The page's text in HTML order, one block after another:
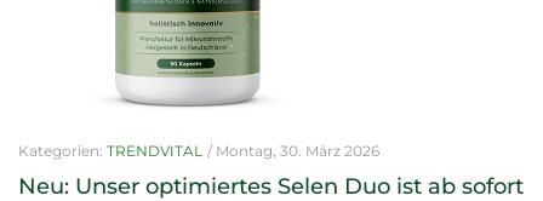
Kategorien: TRENDVITAL / Montag, 30. März 2026
Neu: Unser optimiertes Selen Duo ist ab sofort